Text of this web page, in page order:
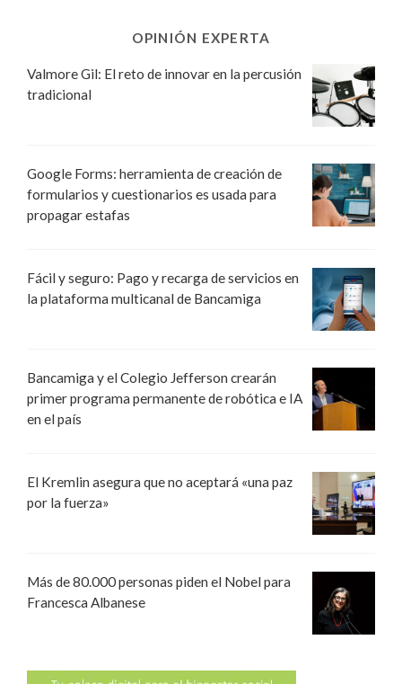
OPINIÓN EXPERTA
Valmore Gil: El reto de innovar en la percusión
tradicional
Google Forms: herramienta de creación de
formularios y cuestionarios es usada para
propagar estafas
Fácil y seguro: Pago y recarga de servicios en
la plataforma multicanal de Bancamiga
Bancamiga y el Colegio Jefferson crearán
primer programa permanente de robótica e IA
en el país
El Kremlin asegura que no aceptará «una paz
por la fuerza»
Más de 80.000 personas piden el Nobel para
Francesca Albanese